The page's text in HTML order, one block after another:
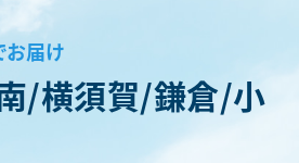
届け
/横須賀/鎌倉/小